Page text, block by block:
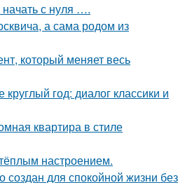
с нуля ….
а сама родом из
который меняет весь
год: диалог классики и
квартира в стиле
настроением.
создан для спокойной жизни без